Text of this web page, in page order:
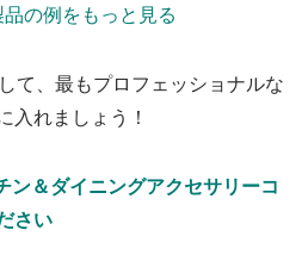
の例をもっと見る
て、最もプロフェッショナルな
入れましょう！
ン＆ダイニングアクセサリーコ
さい